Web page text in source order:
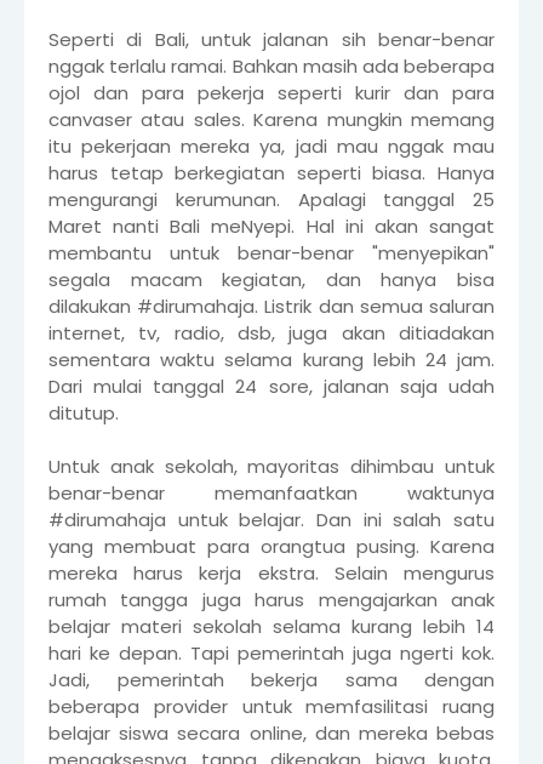
Seperti di Bali, untuk jalanan sih benar-benar
nggak terlalu ramai. Bahkan masih ada beberapa
ojol dan para pekerja seperti kurir dan para
canvaser atau sales. Karena mungkin memang
itu pekerjaan mereka ya, jadi mau nggak mau
harus tetap berkegiatan seperti biasa. Hanya
mengurangi kerumunan. Apalagi tanggal 25
Maret nanti Bali meNyepi. Hal ini akan sangat
membantu untuk benar-benar "menyepikan"
segala macam kegiatan, dan hanya bisa
dilakukan #dirumahaja. Listrik dan semua saluran
internet, tv, radio, dsb, juga akan ditiadakan
sementara waktu selama kurang lebih 24 jam.
Dari mulai tanggal 24 sore, jalanan saja udah
ditutup.
Untuk anak sekolah, mayoritas dihimbau untuk
benar-benar memanfaatkan waktunya
#dirumahaja untuk belajar. Dan ini salah satu
yang membuat para orangtua pusing. Karena
mereka harus kerja ekstra. Selain mengurus
rumah tangga juga harus mengajarkan anak
belajar materi sekolah selama kurang lebih 14
hari ke depan. Tapi pemerintah juga ngerti kok.
Jadi, pemerintah bekerja sama dengan
beberapa provider untuk memfasilitasi ruang
belajar siswa secara online, dan mereka bebas